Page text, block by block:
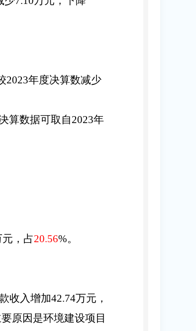
2023年度决算数减少
算数据可取自2023年
元，占20.56%。
收入增加42.74万元，
原因是环境建设项目